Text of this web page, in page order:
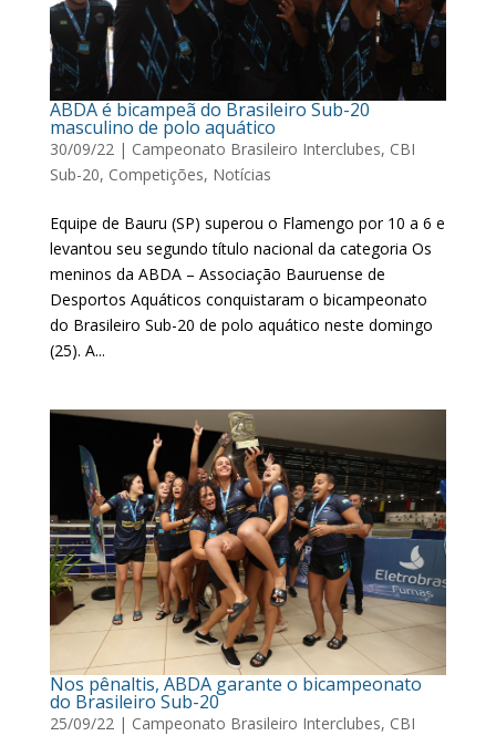
ABDA é bicampeã do Brasileiro Sub-20
masculino de polo aquático
30/09/22 | Campeonato Brasileiro Interclubes, CBI
Sub-20, Competições, Notícias
Equipe de Bauru (SP) superou o Flamengo por 10 a 6 e
levantou seu segundo título nacional da categoria Os
meninos da ABDA – Associação Bauruense de
Desportos Aquáticos conquistaram o bicampeonato
do Brasileiro Sub-20 de polo aquático neste domingo
(25). A...
Nos pênaltis, ABDA garante o bicampeonato
do Brasileiro Sub-20
25/09/22| Campeonato Brasileiro Interclubes, CBI